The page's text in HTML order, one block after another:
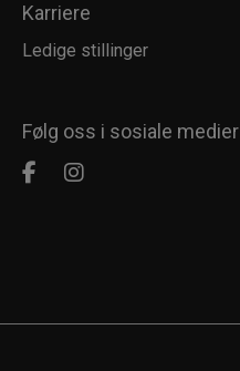
Karriere
Ledige stillinger
Følg oss i sosiale medier